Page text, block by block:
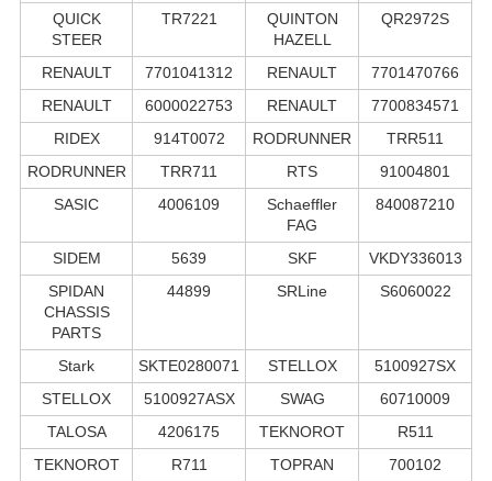
QUICK
STEER
TR7221
QUINTON
HAZELL
QR2972S
RENAULT 7701041312 RENAULT
7701470766
RENAULT
6000022753 RENAULT
7700834571
RIDEX
914T0072 RODRUNNER
TRR511
RODRUNNER
TRR711 RTS
91004801
SASIC
4006109
Schaeffler
FAG
840087210
SIDEM 5639 SKF
VKDY336013
SPIDAN
CHASSIS
PARTS
44899 SRLine S6060022
Stark SKTE0280071 STELLOX
5100927SX
STELLOX
5100927ASX SWAG
60710009
TALOSA
4206175 TEKNOROT
R511
TEKNOROT
R711 TOPRAN
700102